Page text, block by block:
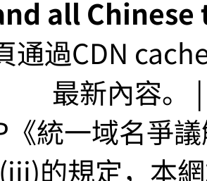
all
通過CDN
最新內容。
《統一域名爭
的規定，本